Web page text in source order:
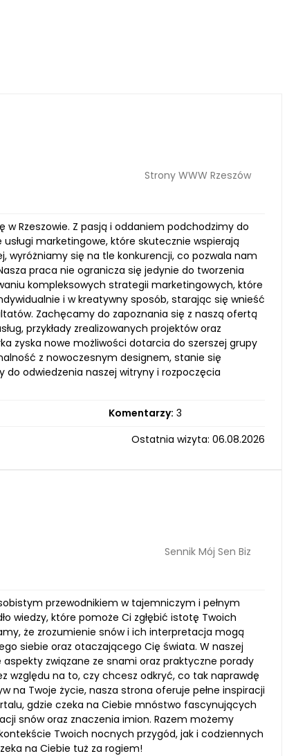
Strony WWW Rzeszów
Rzeszowie. Z pasją i oddaniem podchodzimy do
marketingowe, które skutecznie wspierają
wyróżniamy się na tle konkurencji, co pozwala nam
praca nie ogranicza się jedynie do tworzenia
kompleksowych strategii marketingowych, które
i w kreatywny sposób, starając się wnieść
Zachęcamy do zapoznania się z naszą ofertą
przykłady zrealizowanych projektów oraz
zyska nowe możliwości dotarcia do szerszej grupy
z nowoczesnym designem, stanie się
odwiedzenia naszej witryny i rozpoczęcia
Komentarzy: 3
Ostatnia wizyta: 06.08.2026
Sennik Mój Sen Biz
przewodnikiem w tajemniczym i pełnym
wiedzy, które pomoże Ci zgłębić istotę Twoich
że zrozumienie snów i ich interpretacja mogą
siebie oraz otaczającego Cię świata. W naszej
związane ze snami oraz praktyczne porady
względu na to, czy chcesz odkryć, co tak naprawdę
na Twoje życie, nasza strona oferuje pełne inspiracji
gdzie czeka na Ciebie mnóstwo fascynujących
snów oraz znaczenia imion. Razem możemy
Twoich nocnych przygód, jak i codziennych
na Ciebie tuż za rogiem!